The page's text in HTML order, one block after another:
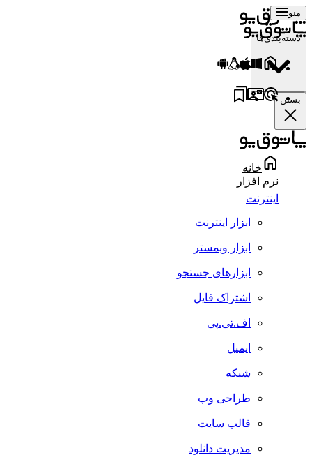
منو
دسته‌بندی‌ها
بستن
خانه
نرم افزار
اینترنت
ابزار اینترنت
ابزار وبمستر
ابزارهای جستجو
اشتراک فایل
اف.تی.پی
ایمیل
شبکه
طراحی وب
قالب سایت
مدیریت دانلود